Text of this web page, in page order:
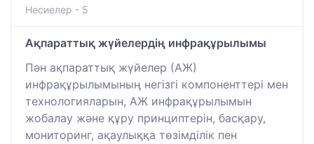
Несиелер - 5
Ақпараттық жүйелердің инфрақұрылымы
Пән ақпараттық жүйелер (АЖ)
инфрақұрылымының негізгі компоненттері мен
технологияларын, АЖ инфрақұрылымын
жобалау және құру принциптерін, басқару,
мониторинг, ақаулыққа төзімділік пен